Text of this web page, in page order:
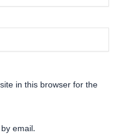
in this browser for the
email.